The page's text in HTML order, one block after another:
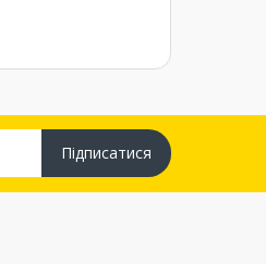
Підписатися